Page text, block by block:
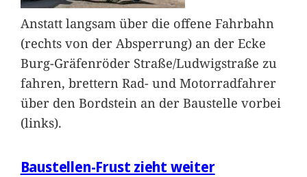
Anstatt langsam über die offene Fahrbahn
(rechts von der Absperrung) an der Ecke
Burg-Gräfenröder Straße/Ludwigstraße zu
fahren, brettern Rad- und Motorradfahrer
über den Bordstein an der Baustelle vorbei
(links).
Baustellen-Frust zieht weiter